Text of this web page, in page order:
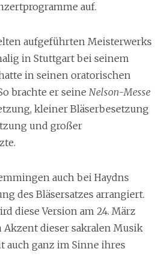
auf.
aufgeführten Meisterwerks
in Stuttgart bei seinem
in seinen oratorischen
brachte er seine Nelson-Messe
kleiner Bläserbesetzung
und großer
auch bei Haydns
des Bläsersatzes arrangiert.
diese Version am 24. März
dieser sakralen Musik
auch ganz im Sinne ihres